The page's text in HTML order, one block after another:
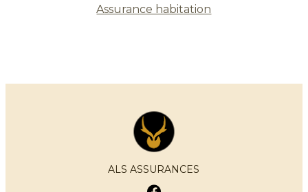
Assurance habitation
ALS ASSURANCES